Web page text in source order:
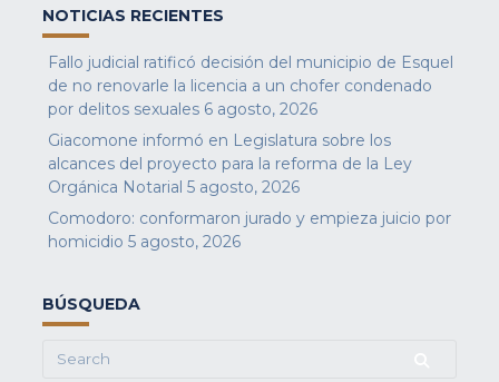
NOTICIAS RECIENTES
Fallo judicial ratificó decisión del municipio de Esquel
de no renovarle la licencia a un chofer condenado
por delitos sexuales 6 agosto, 2026
Giacomone informó en Legislatura sobre los
alcances del proyecto para la reforma de la Ley
Orgánica Notarial 5 agosto, 2026
Comodoro: conformaron jurado y empieza juicio por
homicidio 5 agosto, 2026
BÚSQUEDA
Search